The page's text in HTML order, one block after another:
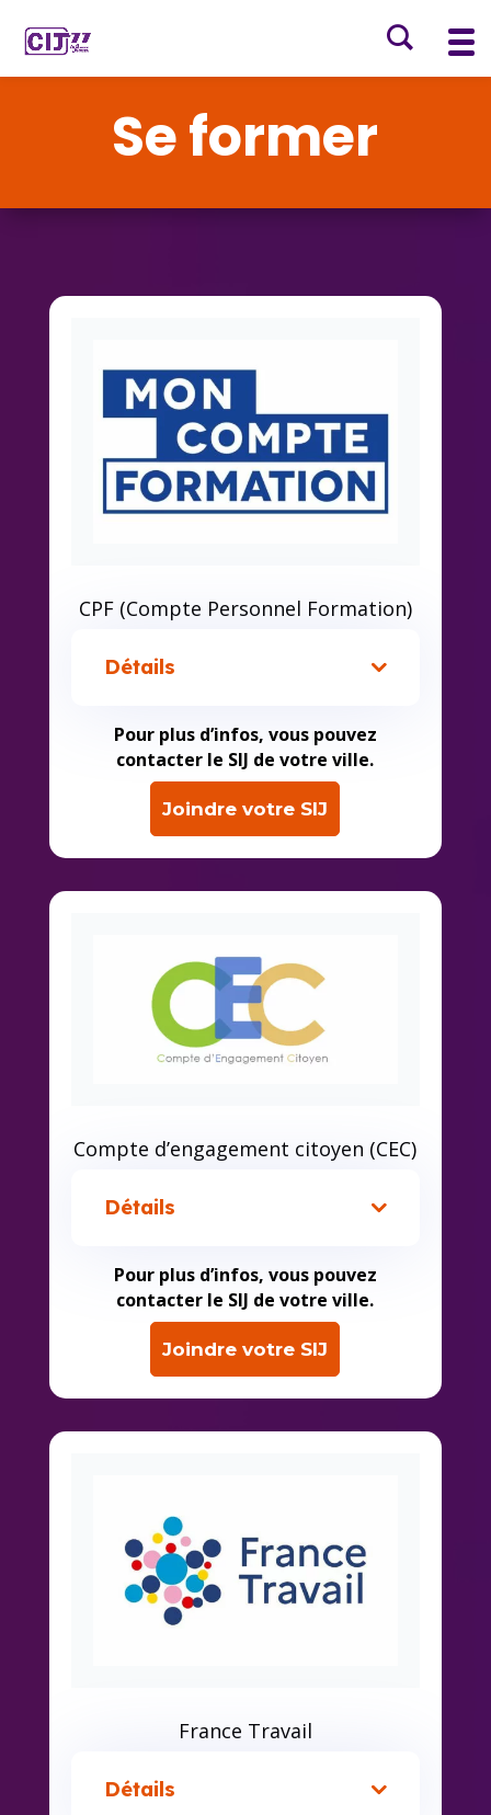
Se former
CPF (Compte Personnel Formation)
Détails
Pour plus d’infos, vous pouvez
contacter le SIJ de votre ville.
Joindre votre SIJ
Compte d’engagement citoyen (CEC)
Détails
Pour plus d’infos, vous pouvez
contacter le SIJ de votre ville.
Joindre votre SIJ
France Travail
Détails